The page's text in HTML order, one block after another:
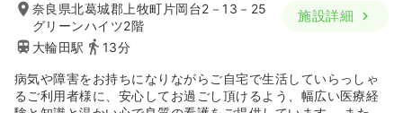
奈良県北葛城郡上牧町片岡台2－13－25
グリーンハイツ2階
大輪田駅
13分
施設詳細
病気や障害をお持ちになりながらご自宅で生活していらっしゃ
るご利用者様に、安心してお過ごし頂けるよう、幅広い医療経